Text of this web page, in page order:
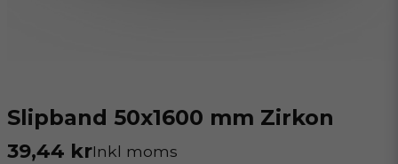
Slipband 50x1600 mm Zirkon
39,44 krInkl moms